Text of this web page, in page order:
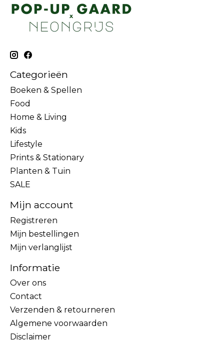
Categorieën
Boeken & Spellen
Food
Home & Living
Kids
Lifestyle
Prints & Stationary
Planten & Tuin
SALE
Mijn account
Registreren
Mijn bestellingen
Mijn verlanglijst
Informatie
Over ons
Contact
Verzenden & retourneren
Algemene voorwaarden
Disclaimer